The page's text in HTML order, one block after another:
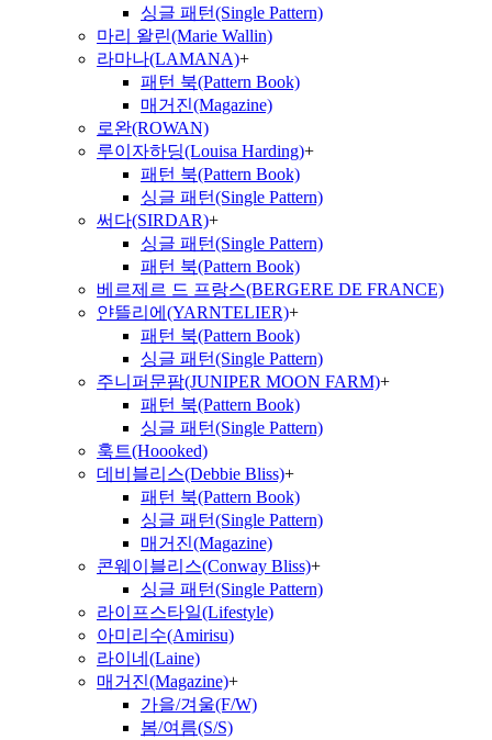
싱글 패턴(Single Pattern)
마리 왈린(Marie Wallin)
라마나(LAMANA)+
패턴 북(Pattern Book)
매거진(Magazine)
로완(ROWAN)
루이자하딩(Louisa Harding)+
패턴 북(Pattern Book)
싱글 패턴(Single Pattern)
써다(SIRDAR)+
싱글 패턴(Single Pattern)
패턴 북(Pattern Book)
베르제르 드 프랑스(BERGERE DE FRANCE)
얀뜰리에(YARNTELIER)+
패턴 북(Pattern Book)
싱글 패턴(Single Pattern)
주니퍼문팜(JUNIPER MOON FARM)+
패턴 북(Pattern Book)
싱글 패턴(Single Pattern)
훅트(Hoooked)
데비블리스(Debbie Bliss)+
패턴 북(Pattern Book)
싱글 패턴(Single Pattern)
매거진(Magazine)
콘웨이블리스(Conway Bliss)+
싱글 패턴(Single Pattern)
라이프스타일(Lifestyle)
아미리수(Amirisu)
라이네(Laine)
매거진(Magazine)+
가을/겨울(F/W)
봄/여름(S/S)